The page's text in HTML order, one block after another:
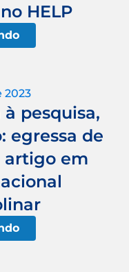
HELP
2023
pesquisa,
egressa de
artigo em